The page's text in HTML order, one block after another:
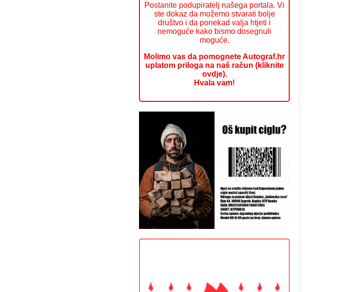
Postanite podupiratelj našega portala. Vi
ste dokaz da možemo stvarati bolje
društvo i da ponekad valja htjeti i
nemoguće kako bismo dosegnuli
moguće.
Molimo vas da pomognete Autograf.hr
uplatom priloga na naš račun (kliknite
ovdje).
Hvala vam!